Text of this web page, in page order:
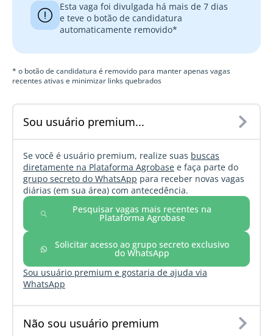
Esta vaga foi divulgada há mais de 7 dias
e teve o botão de candidatura
automaticamente removido*
* o botão de candidatura é removido para manter apenas vagas
recentes ativas e minimizar links quebrados
Sou usuário premium...
Se você é usuário premium, realize suas buscas
diretamente na Plataforma Agrobase e faça parte do
grupo secreto do WhatsApp para receber novas vagas
diárias (em sua área) com antecedência.
Pesquisar vagas mais recentes na
Plataforma Agrobase
Solicitar acesso ao grupo secreto exclusivo
do WhatsApp
Sou usuário premium e gostaria de ajuda via
WhatsApp
Não sou usuário premium